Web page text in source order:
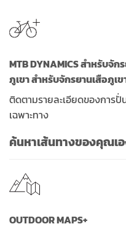
MTB DYNAMICS สำหรับจั
ภูเขา สำหรับจักรยานเสือภูเข
ติดตามรายละเอียดของการ
เฉพาะทาง
ค้นหาเส้นทางของคุณเ
OUTDOOR MAPS+